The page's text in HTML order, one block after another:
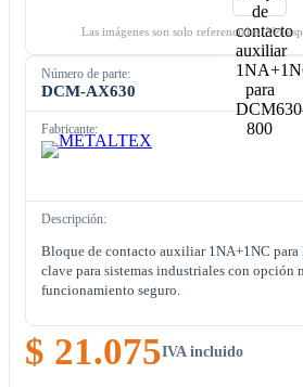
Las imágenes son solo referenciales. Ver
Número de parte:
DCM-AX630
Fabricante:
Descripción:
Bloque de contacto auxiliar 1NA+1NC
clave para sistemas industriales con opción
funcionamiento seguro.
$ 21.075IVA incluido